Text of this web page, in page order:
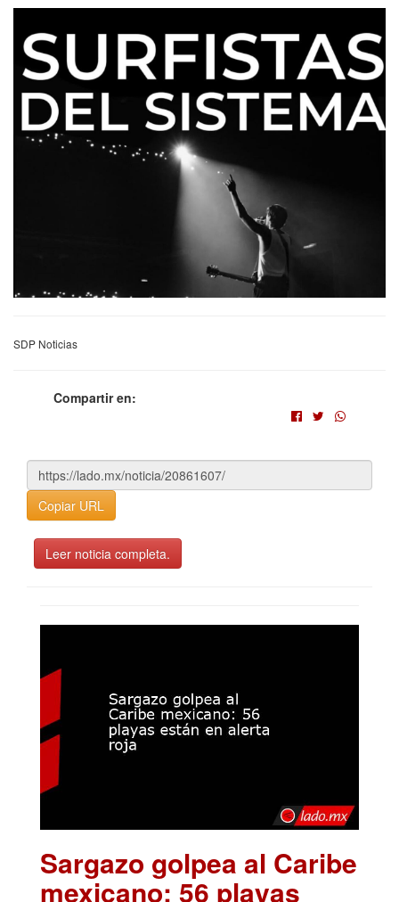
SDP Noticias
Compartir en:
Copiar URL
Leer noticia completa.
Sargazo golpea al Caribe